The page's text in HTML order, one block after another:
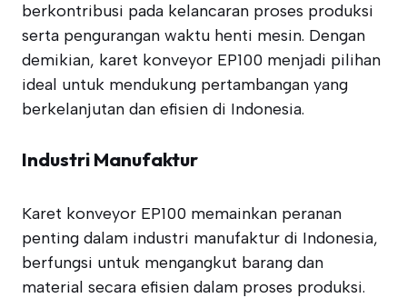
berkontribusi pada kelancaran proses produksi
serta pengurangan waktu henti mesin. Dengan
demikian, karet konveyor EP100 menjadi pilihan
ideal untuk mendukung pertambangan yang
berkelanjutan dan efisien di Indonesia.
Industri Manufaktur
Karet konveyor EP100 memainkan peranan
penting dalam industri manufaktur di Indonesia,
berfungsi untuk mengangkut barang dan
material secara efisien dalam proses produksi.